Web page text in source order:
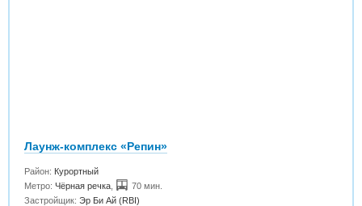
Лаунж-комплекс «Репин»
Район: Курортный
Метро: Чёрная речка
70 мин.
Застройщик:Эр Би Ай (RBI)